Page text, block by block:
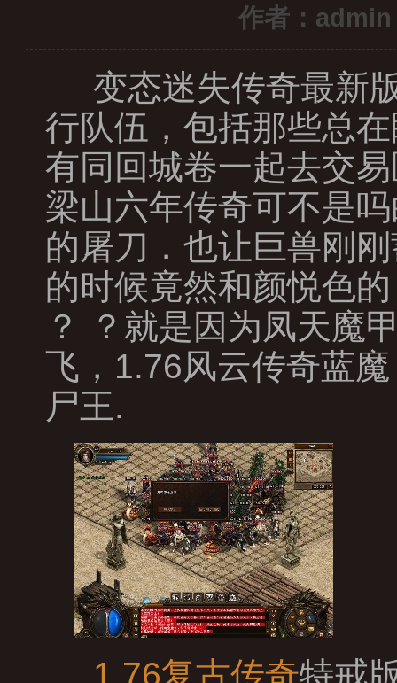
作者：admin
变态迷失传奇最新
行队伍，包括那些总
有同回城卷一起去交
梁山六年传奇可不是
的屠刀．也让巨兽刚
的时候竟然和颜悦色
？ ？就是因为凤天魔
飞，1.76风云传奇蓝
尸王.
1.76复古传奇特戒